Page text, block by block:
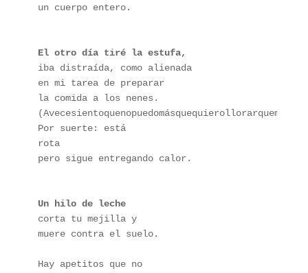
un cuerpo entero.
El otro día tiré la estufa,
iba distraída, como alienada
en mi tarea de preparar
la comida a los nenes.
Por suerte: está
rota
pero sigue entregando calor.
Un hilo de leche
corta tu mejilla y
muere contra el suelo.
Hay apetitos que no